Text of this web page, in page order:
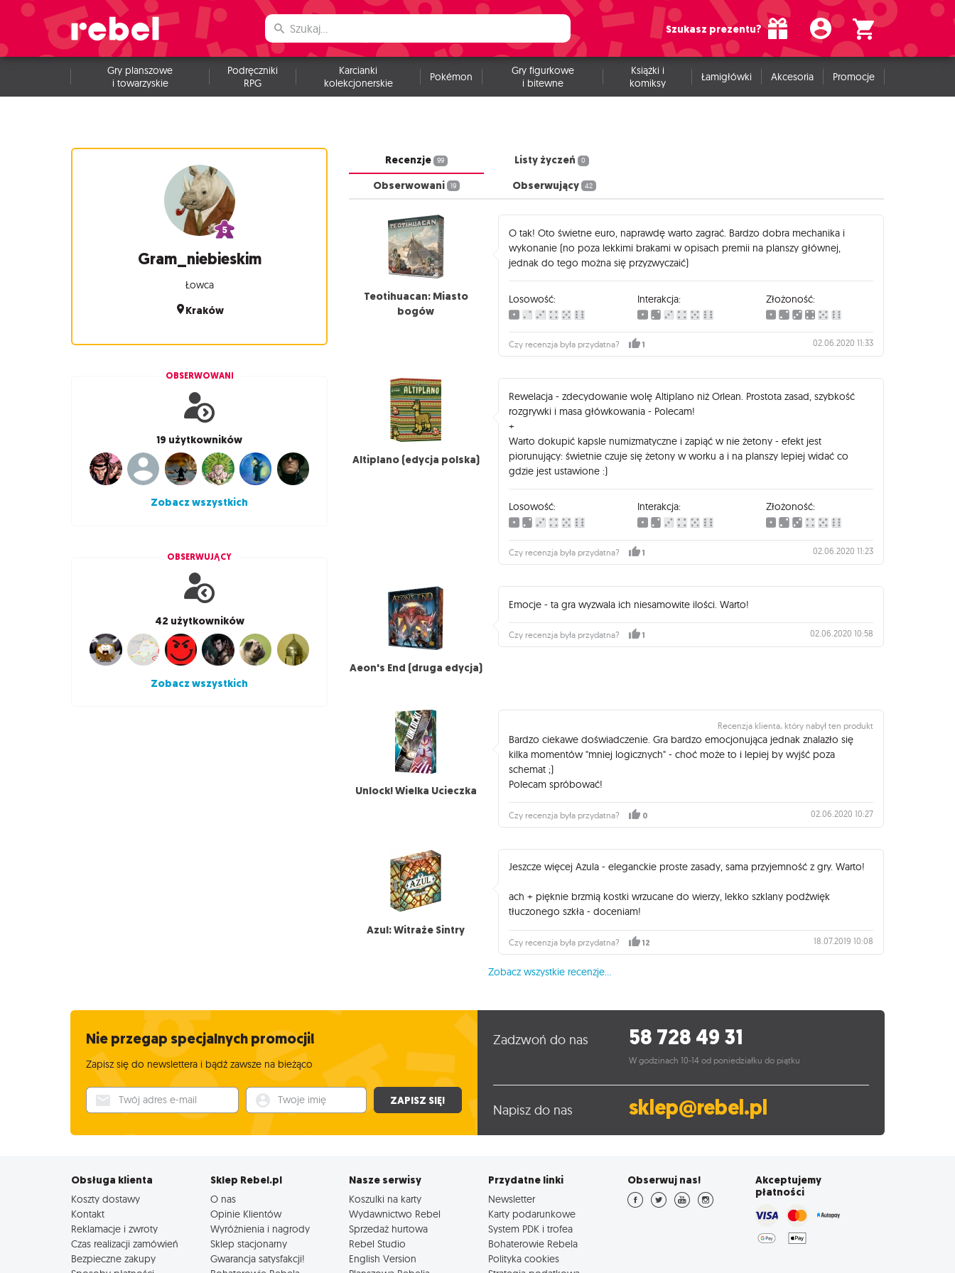
Szukasz prezentu?
Gry planszowe
i towarzyskie
Podręczniki
RPG
Karcianki
kolekcjonerskie
Pokémon
Gry figurkowe
i bitewne
Książki i
komiksy
Łamigłówki Akcesoria Promocje
Gram_niebieskim
Łowca
Kraków
OBSERWOWANI
19 użytkowników
Zobacz wszystkich
OBSERWUJĄCY
42 użytkowników
Zobacz wszystkich
Recenzje 99 Listy życzeń 0
Obserwowani 19 Obserwujący 42
Teotihuacan: Miasto
bogów
O tak! Oto świetne euro, naprawdę warto zagrać. Bardzo dobra mechanika i
wykonanie (no poza lekkimi brakami w opisach premii na planszy głównej,
jednak do tego można się przyzwyczaić)
Losowość: Interakcja: Złożoność:
Czy recenzja była przydatna? 1 02.06.2020 11:33
Altiplano (edycja polska)
Rewelacja - zdecydowanie wolę Altiplano niż Orlean. Prostota zasad, szybkość
rozgrywki i masa główkowania - Polecam!
+
Warto dokupić kapsle numizmatyczne i zapiąć w nie żetony - efekt jest
piorunujący: świetnie czuje się żetony w worku a i na planszy lepiej widać co
gdzie jest ustawione :)
Losowość: Interakcja: Złożoność:
Czy recenzja była przydatna? 1 02.06.2020 11:23
Aeon's End (druga edycja)
Emocje - ta gra wyzwala ich niesamowite ilości. Warto!
Czy recenzja była przydatna? 1 02.06.2020 10:58
Unlock! Wielka Ucieczka
Recenzja klienta, który nabył ten produkt
Bardzo ciekawe doświadczenie. Gra bardzo emocjonująca jednak znalazło się
kilka momentów "mniej logicznych" - choć może to i lepiej by wyjść poza
schemat ;)
Polecam spróbować!
Czy recenzja była przydatna? 0 02.06.2020 10:27
Azul: Witraże Sintry
Jeszcze więcej Azula - eleganckie proste zasady, sama przyjemność z gry. Warto!
ach + pięknie brzmią kostki wrzucane do wierzy, lekko szklany podźwięk
tłuczonego szkła - doceniam!
Czy recenzja była przydatna? 12 18.07.2019 10:08
Zobacz wszystkie recenzje...
Nie przegap specjalnych promocji!
Zapisz się do newslettera i bądź zawsze na bieżąco
Twój adres e-mail Twoje imię ZAPISZ SIĘ!
Zadzwoń do nas 58 728 49 31
W godzinach 10-14 od poniedziałku do piątku
Napisz do nas sklep@rebel.pl
Obsługa klienta
Koszty dostawy
Kontakt
Reklamacje i zwroty
Czas realizacji zamówień
Bezpieczne zakupy
Sklep Rebel.pl
O nas
Opinie Klientów
Wyróżnienia i nagrody
Sklep stacjonarny
Gwarancja satysfakcji!
Nasze serwisy
Koszulki na karty
Wydawnictwo Rebel
Sprzedaż hurtowa
Rebel Studio
English Version
Przydatne linki
Newsletter
Karty podarunkowe
System PDK i trofea
Bohaterowie Rebela
Polityka cookies
Obserwuj nas!
Akceptujemy
płatności